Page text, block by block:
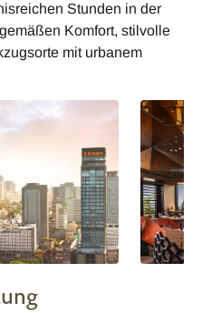
Stunden in der
Komfort, stilvolle
mit urbanem